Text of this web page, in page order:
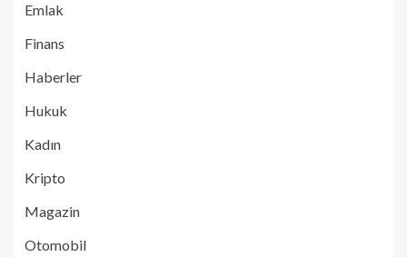
Emlak
Finans
Haberler
Hukuk
Kadın
Kripto
Magazin
Otomobil